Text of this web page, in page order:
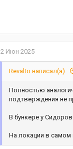
2 Июн 2025
Revalto написал(а):
Полностью
подтверждения не
В бункере у
На локации в самом